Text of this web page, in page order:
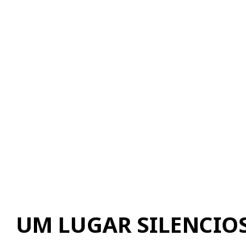
UM LUGAR